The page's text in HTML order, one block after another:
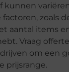
kunnen
zoals
aantal items
Vraag
om een
prijsrange.